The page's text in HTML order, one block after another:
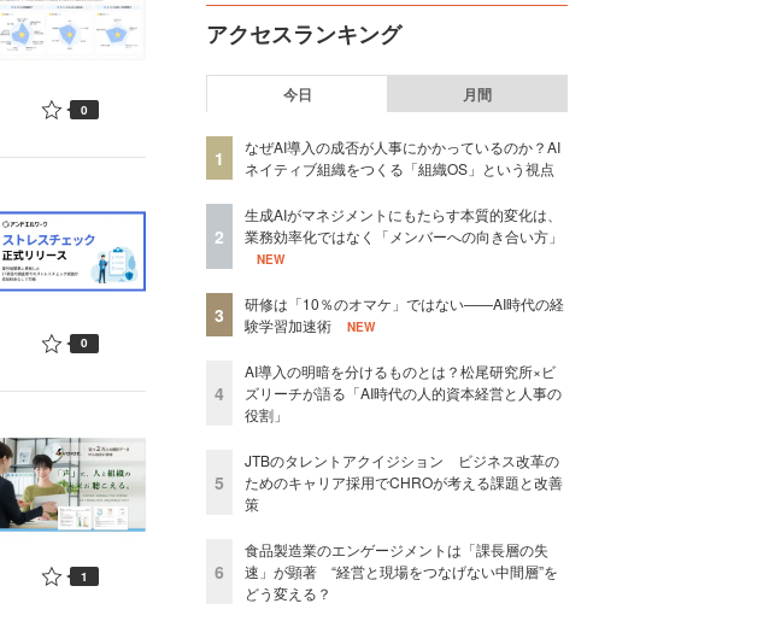
0
0
1
アクセスランキング
今日 月間
1
なぜAI導入の成否が人事にかかっているのか？AI
ネイティブ組織をつくる「組織OS」という視点
2
生成AIがマネジメントにもたらす本質的変化は、
業務効率化ではなく「メンバーへの向き合い方」
NEW
3
研修は「10％のオマケ」ではない——AI時代の経
験学習加速術
NEW
4
AI導入の明暗を分けるものとは？松尾研究所×ビ
ズリーチが語る「AI時代の人的資本経営と人事の
役割」
5
JTBのタレントアクイジション ビジネス改革の
ためのキャリア採用でCHROが考える課題と改善
策
6
食品製造業のエンゲージメントは「課長層の失
速」が顕著 “経営と現場をつなげない中間層”を
どう変える？